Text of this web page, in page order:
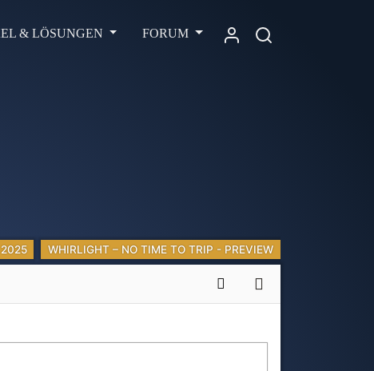
& LÖSUNGEN FORUM
2025 WHIRLIGHT – NO TIME TO TRIP - PREVIEW